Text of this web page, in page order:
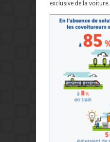
exclusive de la voiture.